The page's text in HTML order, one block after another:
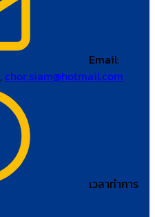
Email:
,chor.siam@hotmail.com
เวลาทำการ